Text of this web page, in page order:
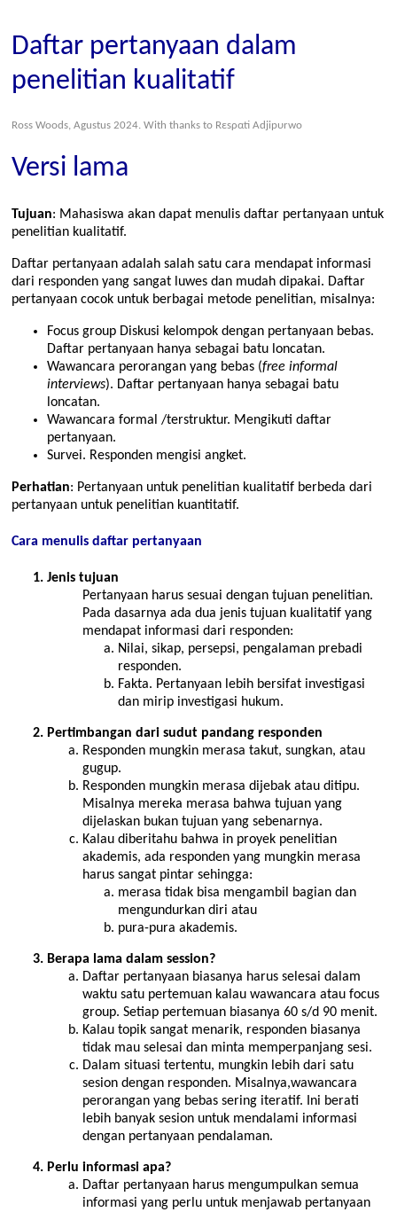
Daftar pertanyaan dalam
penelitian kualitatif
Ross Woods, Agustus 2024. With thanks to Rεsραti Αdjipυrwο
Versi lama
Tujuan: Mahasiswa akan dapat menulis daftar pertanyaan untuk
penelitian kualitatif.
Daftar pertanyaan adalah salah satu cara mendapat informasi
dari responden yang sangat luwes dan mudah dipakai. Daftar
pertanyaan cocok untuk berbagai metode penelitian, misalnya:
Focus group Diskusi kelompok dengan pertanyaan bebas.
Daftar pertanyaan hanya sebagai batu loncatan.
Wawancara perorangan yang bebas (free informal
interviews). Daftar pertanyaan hanya sebagai batu
loncatan.
Wawancara formal /terstruktur. Mengikuti daftar
pertanyaan.
Survei. Responden mengisi angket.
Perhatian: Pertanyaan untuk penelitian kualitatif berbeda dari
pertanyaan untuk penelitian kuantitatif.
Cara menulis daftar pertanyaan
Jenis tujuan
Pertanyaan harus sesuai dengan tujuan penelitian.
Pada dasarnya ada dua jenis tujuan kualitatif yang
mendapat informasi dari responden:
Nilai, sikap, persepsi, pengalaman prebadi
responden.
Fakta. Pertanyaan lebih bersifat investigasi
dan mirip investigasi hukum.
Pertimbangan dari sudut pandang responden
Responden mungkin merasa takut, sungkan, atau
gugup.
Responden mungkin merasa dijebak atau ditipu.
Misalnya mereka merasa bahwa tujuan yang
dijelaskan bukan tujuan yang sebenarnya.
Kalau diberitahu bahwa in proyek penelitian
akademis, ada responden yang mungkin merasa
harus sangat pintar sehingga:
merasa tidak bisa mengambil bagian dan
mengundurkan diri atau
pura-pura akademis.
Berapa lama dalam session?
Daftar pertanyaan biasanya harus selesai dalam
waktu satu pertemuan kalau wawancara atau focus
group. Setiap pertemuan biasanya 60 s/d 90 menit.
Kalau topik sangat menarik, responden biasanya
tidak mau selesai dan minta memperpanjang sesi.
Dalam situasi tertentu, mungkin lebih dari satu
sesion dengan responden. Misalnya,wawancara
perorangan yang bebas sering iteratif. Ini berati
lebih banyak sesion untuk mendalami informasi
dengan pertanyaan pendalaman.
Perlu informasi apa?
Daftar pertanyaan harus mengumpulkan semua
informasi yang perlu untuk menjawab pertanyaan